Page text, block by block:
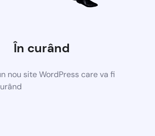
În curând
nou site WordPress care va fi